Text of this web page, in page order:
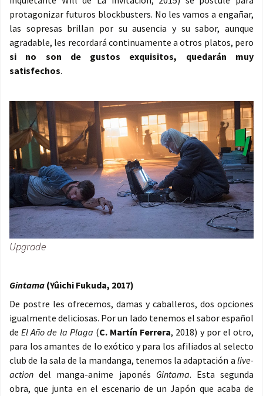
protagonizar futuros blockbusters. No les vamos a engañar,
las sopresas brillan por su ausencia y su sabor, aunque
agradable, les recordará continuamente a otros platos, pero
si no son de gustos exquisitos, quedarán muy
satisfechos.
Upgrade
Gintama (Yûichi Fukuda, 2017)
De postre les ofrecemos, damas y caballeros, dos opciones
igualmente deliciosas. Por un lado tenemos el sabor español
deEl Año de la Plaga (C. Martín Ferrera, 2018) y por el otro,
para los amantes de lo exótico y para los afiliados al selecto
club de la sala de la mandanga, tenemos la adaptación a live-
action del manga-anime japonés Gintama. Esta segunda
obra, que junta en el escenario de un Japón que acaba de